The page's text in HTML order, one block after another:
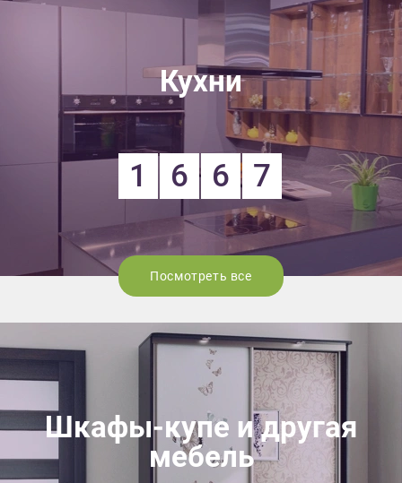
Кухни
1 6 6 7
Посмотреть все
Шкафы-купе и другая
мебель